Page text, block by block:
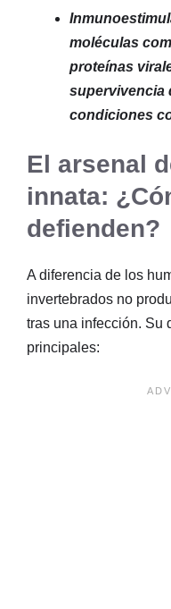
moléculas
proteínas
supervivencia
condiciones
El arsenal
innata:
defienden?
A diferencia de los
invertebrados no
tras una infección. Su
principales: